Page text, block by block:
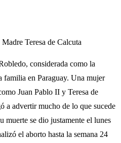
Teresa de Calcuta
considerada como la
familia en Paraguay. Una mujer
Juan Pablo II y Teresa de
a advertir mucho de lo que sucede
muerte se dio justamente el lunes
el aborto hasta la semana 24